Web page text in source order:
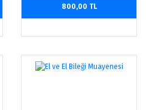
800,00 TL